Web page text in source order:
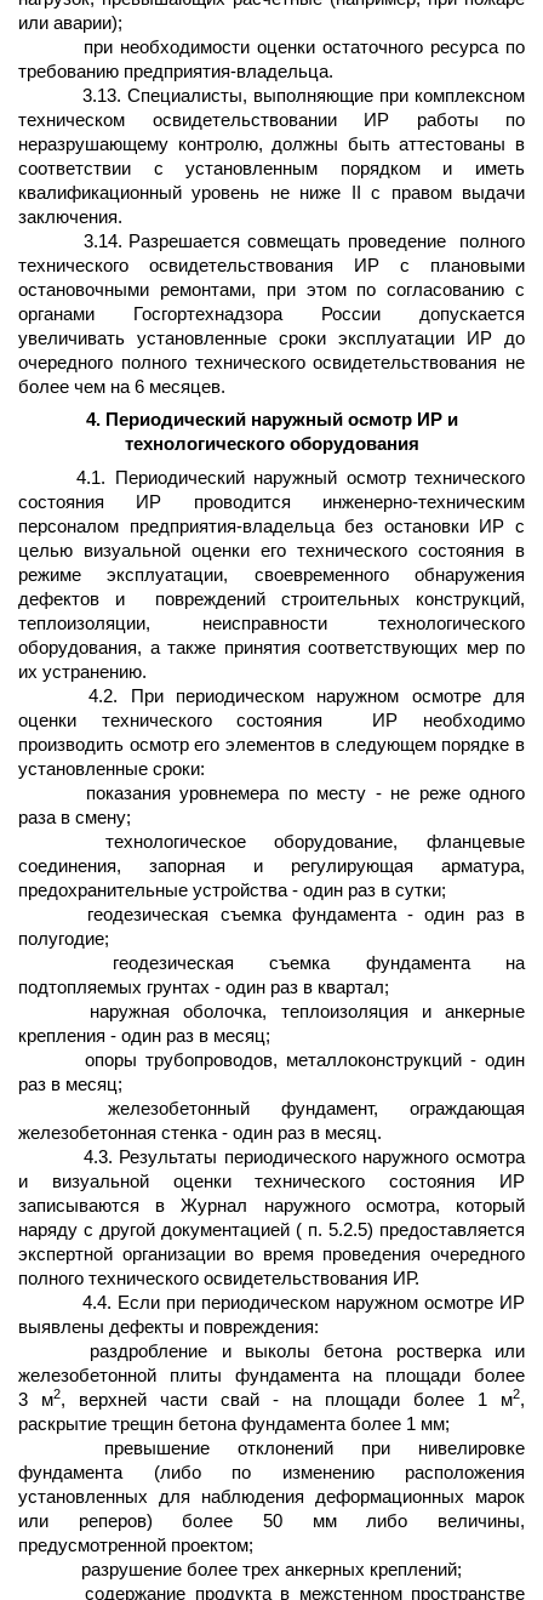
или аварии);
при необходимости оценки остаточного ресурса по
требованию предприятия-владельца.
3.13. Специалисты, выполняющие при комплексном
техническом освидетельствовании ИР работы по
неразрушающему контролю, должны быть аттестованы в
соответствии с установленным порядком и иметь
квалификационный уровень не ниже II с правом выдачи
заключения.
3.14. Разрешается совмещать проведение
полного
технического освидетельствования ИР с плановыми
остановочными ремонтами, при этом по согласованию с
органами Госгортехнадзора России допускается
увеличивать установленные сроки эксплуатации ИР до
очередного полного технического освидетельствования не
более чем на 6 месяцев.
4. Периодический наружный осмотр ИР и
технологического оборудования
4.1. Периодический наружный осмотр технического
состояния ИР проводится инженерно-техническим
персоналом предприятия-владельца без остановки ИР с
целью визуальной оценки его технического состояния в
режиме эксплуатации, своевременного обнаружения
дефектов и
повреждений строительных конструкций,
теплоизоляции, неисправности технологического
оборудования, а также принятия соответствующих мер по
их устранению.
4.2. При периодическом наружном осмотре для
оценки технического состояния
ИР необходимо
производить осмотр его элементов в следующем порядке в
установленные сроки:
показания уровнемера по месту - не реже одного
раза в смену;
технологическое оборудование, фланцевые
соединения, запорная и регулирующая арматура,
предохранительные устройства - один раз в сутки;
геодезическая съемка фундамента - один раз в
полугодие;
геодезическая съемка фундамента на
подтопляемых грунтах - один раз в квартал;
наружная оболочка, теплоизоляция и анкерные
крепления - один раз в месяц;
опоры трубопроводов, металлоконструкций - один
раз в месяц;
железобетонный фундамент, ограждающая
железобетонная стенка - один раз в месяц.
4.3. Результаты периодического наружного осмотра
и визуальной оценки технического состояния ИР
записываются в Журнал наружного осмотра, который
наряду с другой документацией ( п. 5.2.5) предоставляется
экспертной организации во время проведения очередного
полного технического освидетельствования ИР.
4.4. Если при периодическом наружном осмотре ИР
выявлены дефекты и повреждения:
раздробление и выколы бетона ростверка или
железобетонной плиты фундамента на площади более
3 м2, верхней части свай - на площади более 1 м2,
раскрытие трещин бетона фундамента более 1 мм;
превышение отклонений при нивелировке
фундамента (либо по изменению расположения
установленных для наблюдения деформационных марок
или реперов) более 50 мм либо величины,
предусмотренной проектом;
разрушение более трех анкерных креплений;
содержание продукта в межстенном пространстве